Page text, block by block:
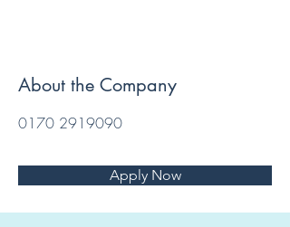
About the Company
0170 2919090
Apply Now